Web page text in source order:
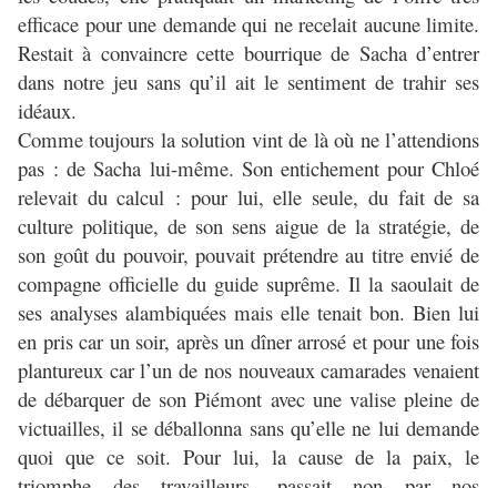
efficace pour une demande qui ne recelait aucune limite.
Restait à convaincre cette bourrique de Sacha d’entrer
dans notre jeu sans qu’il ait le sentiment de trahir ses
idéaux.
Comme toujours la solution vint de là où ne l’attendions
pas : de Sacha lui-même. Son entichement pour Chloé
relevait du calcul : pour lui, elle seule, du fait de sa
culture politique, de son sens aigue de la stratégie, de
son goût du pouvoir, pouvait prétendre au titre envié de
compagne officielle du guide suprême. Il la saoulait de
ses analyses alambiquées mais elle tenait bon. Bien lui
en pris car un soir, après un dîner arrosé et pour une fois
plantureux car l’un de nos nouveaux camarades venaient
de débarquer de son Piémont avec une valise pleine de
victuailles, il se déballonna sans qu’elle ne lui demande
quoi que ce soit. Pour lui, la cause de la paix, le